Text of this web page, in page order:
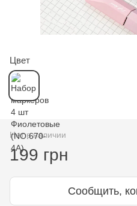
Цвет
Нет в наличии
199 грн
Сообщить,